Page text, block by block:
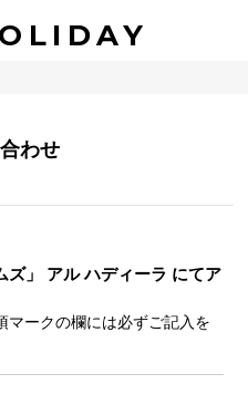
わせ
ズ」 アル ハディーラ にてア
マークの欄には必ずご記入を